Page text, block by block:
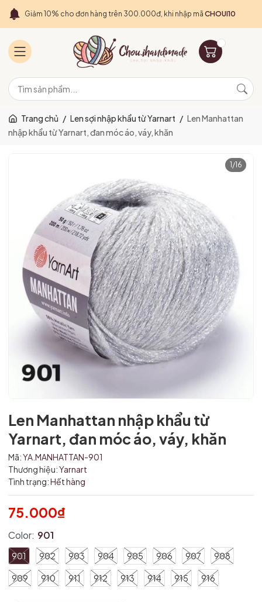
Giảm 10% cho đơn hàng trên 300.000đ, khi nhập mã CHOUI10
Trang chủ / Len sợi nhập khẩu từ Yarnart / Len Manhattan
nhập khẩu từ Yarnart, đan móc áo, váy, khăn
1 /16
Len Manhattan nhập khẩu từ
Yarnart, đan móc áo, váy, khăn
Mã:YA.MANHATTAN-901
Thương hiệu:Yarnart
Tình trạng:Hết hàng
75.000₫
Color: 901
901 902 903 904 905 906 907 908
909 910 911 912 913 914 915 916
Mã giảm giá: